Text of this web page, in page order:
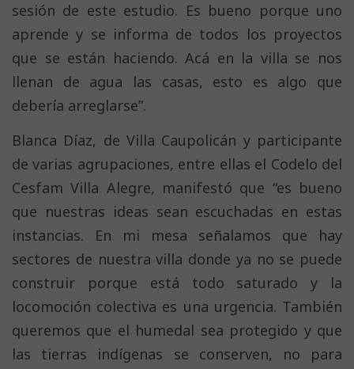
sesión de este estudio. Es bueno porque uno
aprende y se informa de todos los proyectos
que se están haciendo. Acá en la villa se nos
llenan de agua las casas, esto es algo que
debería arreglarse”.
Blanca Díaz, de Villa Caupolicán y participante
de varias agrupaciones, entre ellas el Codelo del
Cesfam Villa Alegre, manifestó que “es bueno
que nuestras ideas sean escuchadas en estas
instancias. En mi mesa señalamos que hay
sectores de nuestra villa donde ya no se puede
construir porque está todo saturado y la
locomoción colectiva es una urgencia. También
queremos que el humedal sea protegido y que
las tierras indígenas se conserven, no para